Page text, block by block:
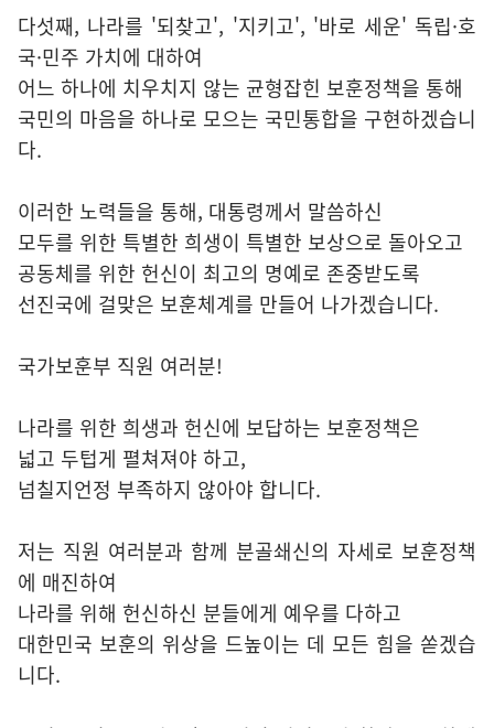
다섯째, 나라를 '되찾고', '지키고', '바로 세운' 독립·호
국·민주 가치에 대하여
어느 하나에 치우치지 않는 균형잡힌 보훈정책을 통해
국민의 마음을 하나로 모으는 국민통합을 구현하겠습니
다.
이러한 노력들을 통해, 대통령께서 말씀하신
모두를 위한 특별한 희생이 특별한 보상으로 돌아오고
공동체를 위한 헌신이 최고의 명예로 존중받도록
선진국에 걸맞은 보훈체계를 만들어 나가겠습니다.
국가보훈부 직원 여러분!
나라를 위한 희생과 헌신에 보답하는 보훈정책은
넓고 두텁게 펼쳐져야 하고,
넘칠지언정 부족하지 않아야 합니다.
저는 직원 여러분과 함께 분골쇄신의 자세로 보훈정책
에 매진하여
나라를 위해 헌신하신 분들에게 예우를 다하고
대한민국 보훈의 위상을 드높이는 데 모든 힘을 쏟겠습
니다.